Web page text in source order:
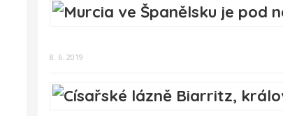
8. 6. 2019